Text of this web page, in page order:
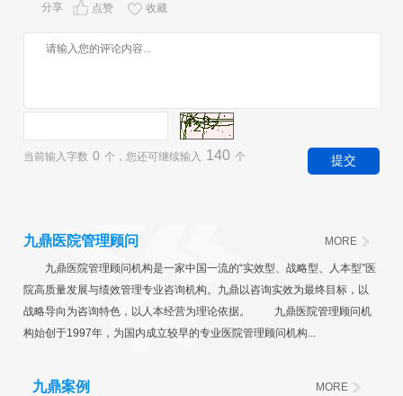
分享 点赞 收藏
当前输入字数 0 个，您还可继续输入 140 个
九鼎医院管理顾问 MORE
九鼎医院管理顾问机构是一家中国一流的“实效型、战略型、人本型”医
院高质量发展与绩效管理专业咨询机构。九鼎以咨询实效为最终目标，以
战略导向为咨询特色，以人本经营为理论依据。 九鼎医院管理顾问机
构始创于1997年，为国内成立较早的专业医院管理顾问机构...
九鼎案例 MORE